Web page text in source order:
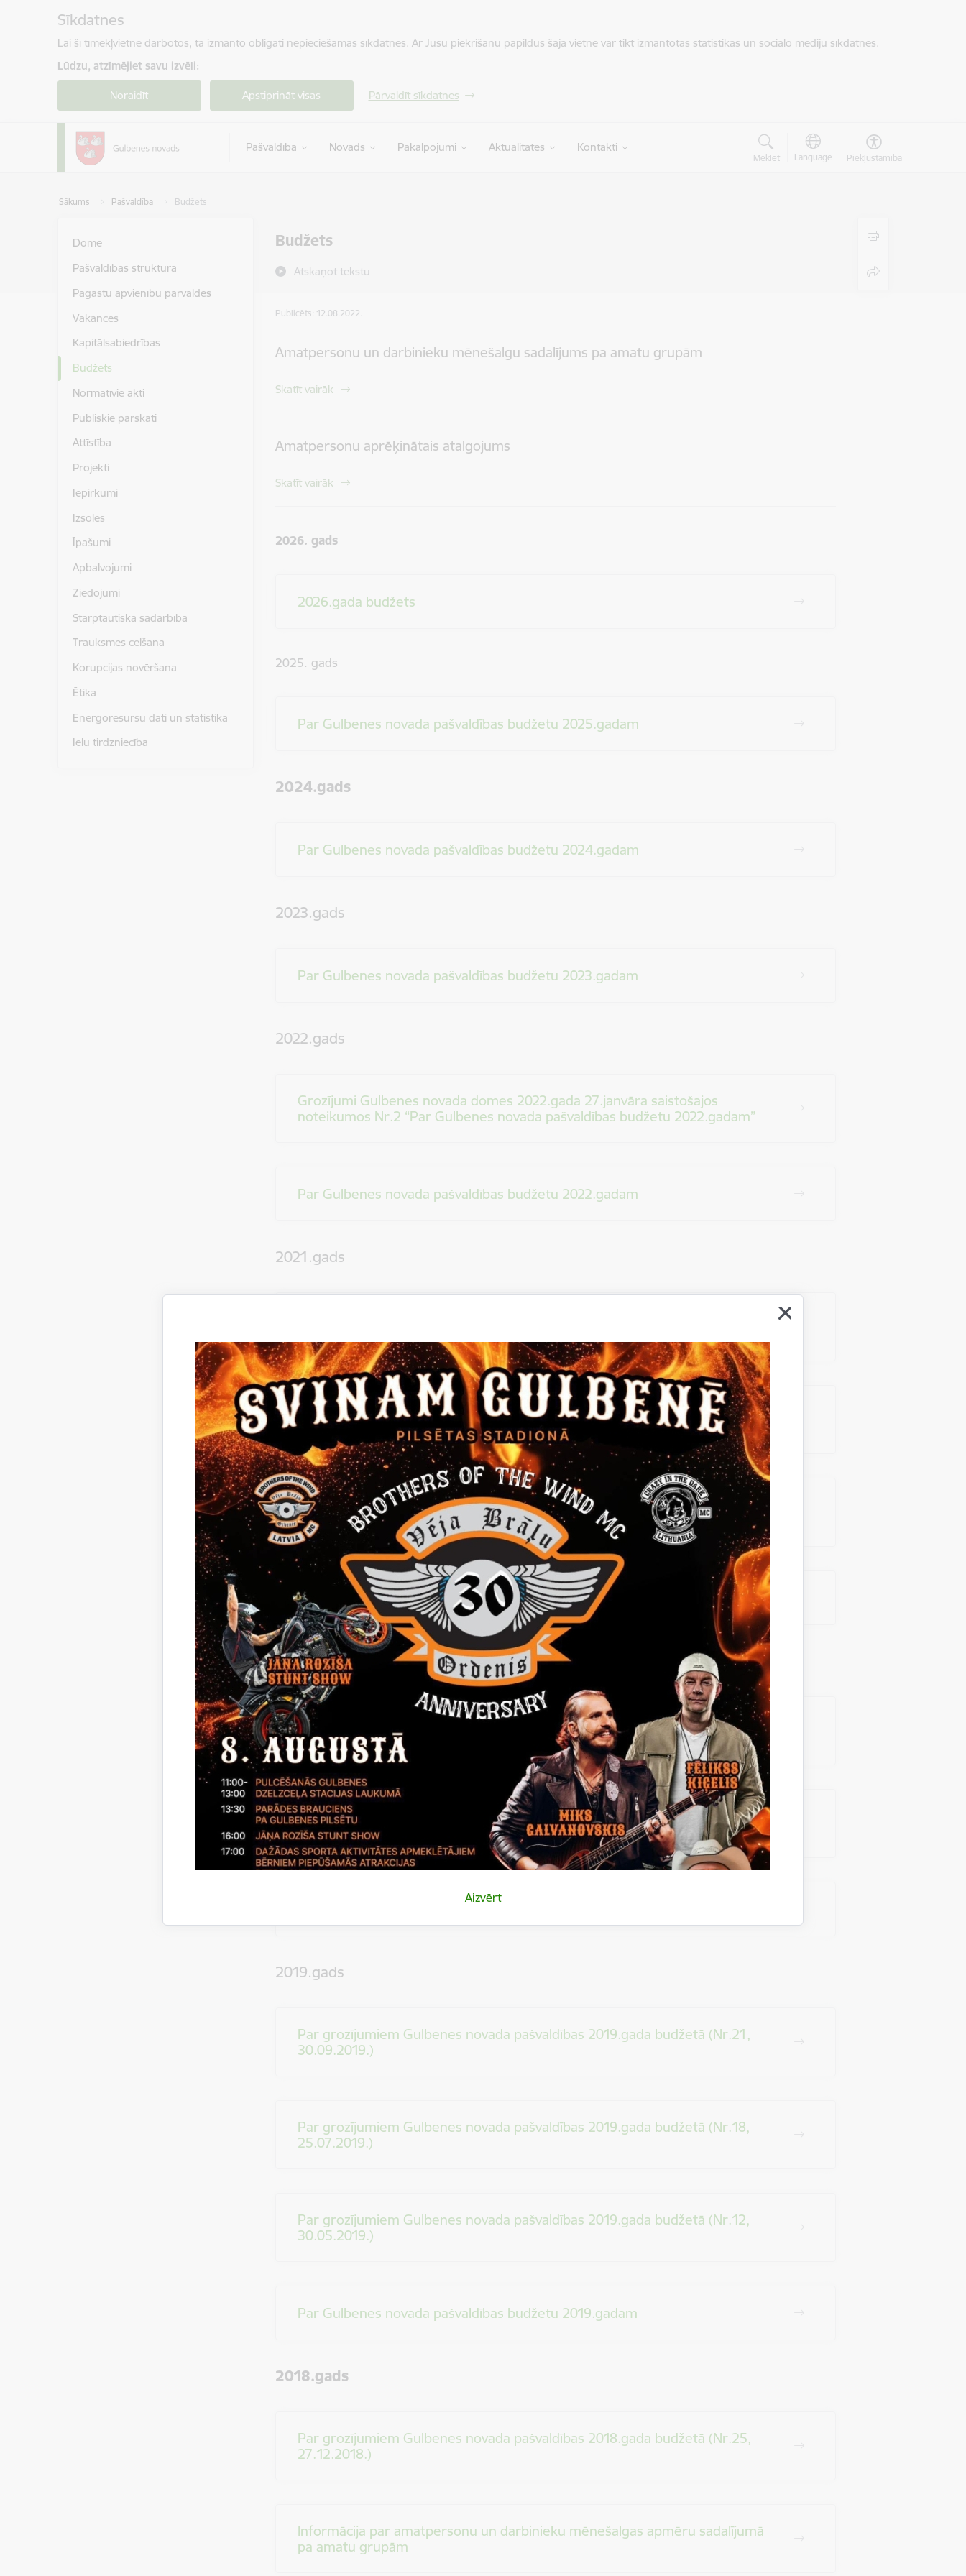
Sīkdatnes
Lai šī tīmekļvietne darbotos, tā izmanto obligāti nepieciešamās sīkdatnes. Ar Jūsu piekrišanu papildus šajā vietnē var tikt izmantotas statistikas un sociālo mediju sīkdatnes.
Lūdzu, atzīmējiet savu izvēli:
Noraidīt Apstiprināt visas Pārvaldīt sīkdatnes
Pašvaldība Novads Pakalpojumi Aktualitātes Kontakti
Meklēt Language Piekļūstamība
Sākums Pašvaldība Budžets
Budžets
Atskaņot tekstu
Aizvērt
Dome
Pašvaldības struktūra
Pagastu apvienību pārvaldes
Vakances
Kapitālsabiedrības
Budžets
Normatīvie akti
Publiskie pārskati
Attīstība
Projekti
Iepirkumi
Izsoles
Īpašumi
Apbalvojumi
Ziedojumi
Starptautiskā sadarbība
Trauksmes celšana
Korupcijas novēršana
Ētika
Energoresursu dati un statistika
Ielu tirdzniecība
Publicēts: 12.08.2022.
Amatpersonu un darbinieku mēnešalgu sadalījums pa amatu grupām
Skatīt vairāk
Amatpersonu aprēķinātais atalgojums
Skatīt vairāk
2026. gads
2026.gada budžets
2025. gads
Par Gulbenes novada pašvaldības budžetu 2025.gadam
2024.gads
Par Gulbenes novada pašvaldības budžetu 2024.gadam
2023.gads
Par Gulbenes novada pašvaldības budžetu 2023.gadam
2022.gads
Grozījumi Gulbenes novada domes 2022.gada 27.janvāra saistošajos
noteikumos Nr.2 “Par Gulbenes novada pašvaldības budžetu 2022.gadam”
Par Gulbenes novada pašvaldības budžetu 2022.gadam
2021.gads
Par grozījumiem Gulbenes novada pašvaldības 2021.gada budžetā (Nr.20,
30.09.2021.)
Par grozījumiem Gulbenes novada pašvaldības 2021.gada budžetā (Nr.12,
27.05.2021.)
Par Gulbenes novada pašvaldības budžetu 2021.gadam
2020.gads
Par grozījumiem Gulbenes novada pašvaldības 2020.gada budžetā (Nr.33,
30.12.2020.)
Par grozījumiem Gulbenes novada pašvaldības 2020.gada budžetā (Nr.20,
24.09.2020.)
Par Gulbenes novada pašvaldības budžetu 2020.gadam
2019.gads
Par grozījumiem Gulbenes novada pašvaldības 2019.gada budžetā (Nr.21,
30.09.2019.)
Par grozījumiem Gulbenes novada pašvaldības 2019.gada budžetā (Nr.18,
25.07.2019.)
Par grozījumiem Gulbenes novada pašvaldības 2019.gada budžetā (Nr.12,
30.05.2019.)
Par Gulbenes novada pašvaldības budžetu 2019.gadam
2018.gads
Par grozījumiem Gulbenes novada pašvaldības 2018.gada budžetā (Nr.25,
27.12.2018.)
Informācija par amatpersonu un darbinieku mēnešalgas apmēru sadalījumā
pa amatu grupām